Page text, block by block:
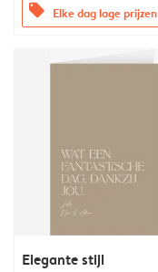
offers Elke dag lage prijzen
Elegante stijl